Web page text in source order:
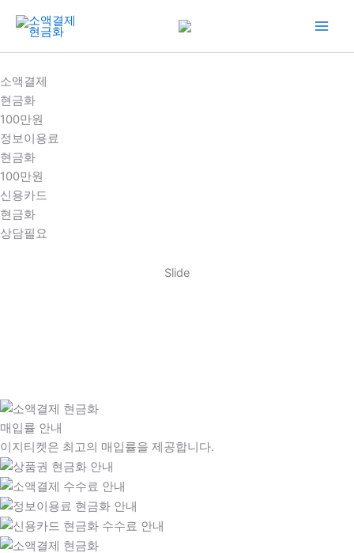
건
너
뛰
기
소액결제
현금화
100만원
정보이용료
현금화
100만원
신용카드
현금화
상담필요
Slide
매입률 안내
이지티켓은 최고의 매입률을 제공합니다.